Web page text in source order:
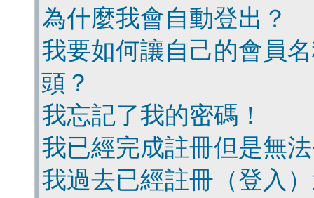
為什麼我會自動登出？
我要如何讓自己的會員
頭？
我忘記了我的密碼！
我已經完成註冊但是無
我過去已經註冊（登入